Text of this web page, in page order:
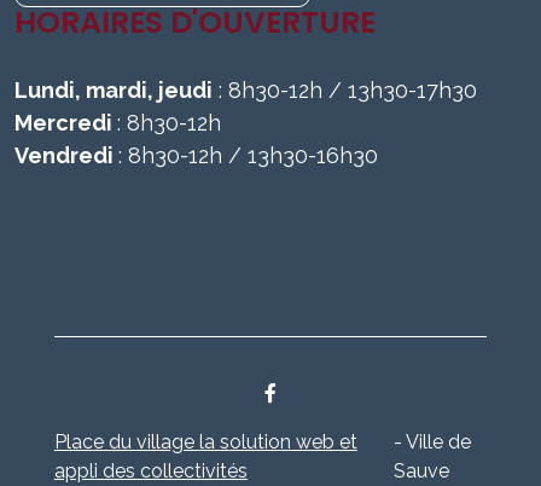
HORAIRES D'OUVERTURE
Lundi, mardi, jeudi : 8h30-12h / 13h30-17h30
Mercredi : 8h30-12h
Vendredi : 8h30-12h / 13h30-16h30
Place du village la solution web et
appli des collectivités
- Ville de
Sauve